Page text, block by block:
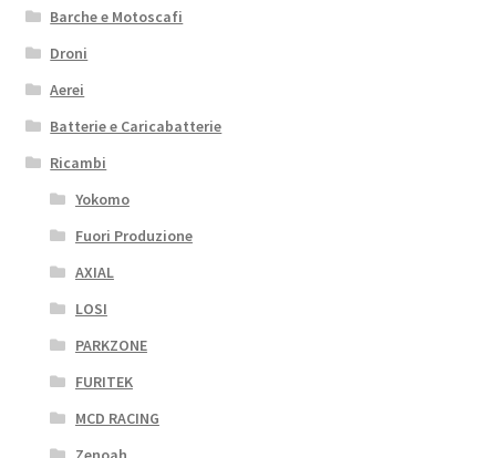
Barche e Motoscafi
Droni
Aerei
Batterie e Caricabatterie
Ricambi
Yokomo
Fuori Produzione
AXIAL
LOSI
PARKZONE
FURITEK
MCD RACING